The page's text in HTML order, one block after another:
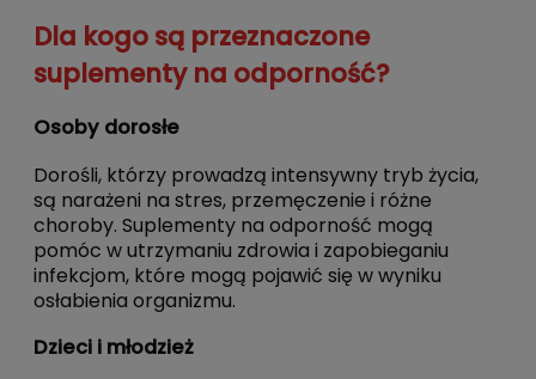
Dla kogo są przeznaczone
suplementy na odporność?
Osoby dorosłe
Dorośli, którzy prowadzą intensywny tryb życia,
są narażeni na stres, przemęczenie i różne
choroby. Suplementy na odporność mogą
pomóc w utrzymaniu zdrowia i zapobieganiu
infekcjom, które mogą pojawić się w wyniku
osłabienia organizmu.
Dzieci i młodzież